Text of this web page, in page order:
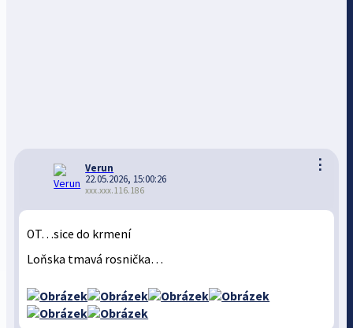
⋮
Verun
22.05.2026, 15:00:26
xxx.xxx.116.186
OT…sice do krmení
Loňska tmavá rosnička…